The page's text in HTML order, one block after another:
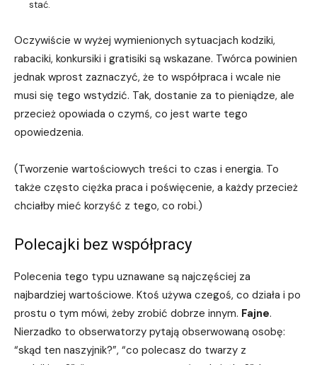
stać.
Oczywiście w wyżej wymienionych sytuacjach kodziki,
rabaciki, konkursiki i gratisiki są wskazane. Twórca powinien
jednak wprost zaznaczyć, że to współpraca i wcale nie
musi się tego wstydzić. Tak, dostanie za to pieniądze, ale
przecież opowiada o czymś, co jest warte tego
opowiedzenia.
(Tworzenie wartościowych treści to czas i energia. To
także często ciężka praca i poświęcenie, a każdy przecież
chciałby mieć korzyść z tego, co robi.)
Polecajki bez współpracy
Polecenia tego typu uznawane są najczęściej za
najbardziej wartościowe. Ktoś używa czegoś, co działa i po
prostu o tym mówi, żeby zrobić dobrze innym. Fajne.
Nierzadko to obserwatorzy pytają obserwowaną osobę:
“skąd ten naszyjnik?”, “co polecasz do twarzy z